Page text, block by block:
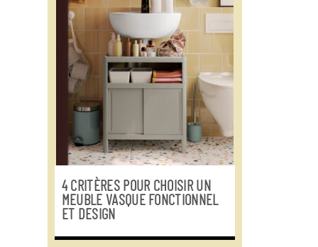
4 CRITÈRES POUR CHOISIR UN
MEUBLE VASQUE FONCTIONNEL
ET DESIGN